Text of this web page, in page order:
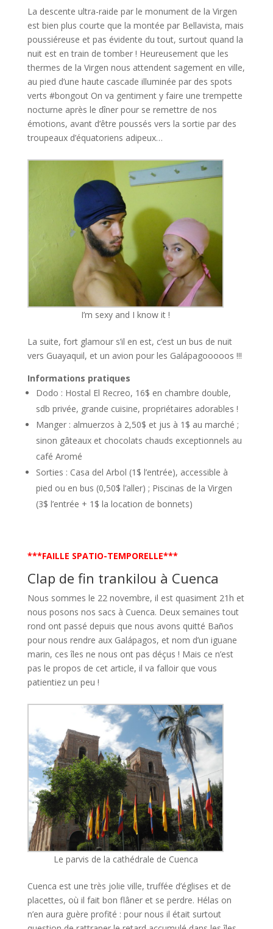
La descente ultra-raide par le monument de la Virgen
est bien plus courte que la montée par Bellavista, mais
poussiéreuse et pas évidente du tout, surtout quand la
nuit est en train de tomber ! Heureusement que les
thermes de la Virgen nous attendent sagement en ville,
au pied d’une haute cascade illuminée par des spots
verts #bongout On va gentiment y faire une trempette
nocturne après le dîner pour se remettre de nos
émotions, avant d’être poussés vers la sortie par des
troupeaux d’équatoriens adipeux…
I’m sexy and I know it !
La suite, fort glamour s’il en est, c’est un bus de nuit
vers Guayaquil, et un avion pour les Galápagooooos !!!
Informations pratiques
Dodo : Hostal El Recreo, 16$ en chambre double,
sdb privée, grande cuisine, propriétaires adorables !
Manger : almuerzos à 2,50$ et jus à 1$ au marché ;
sinon gâteaux et chocolats chauds exceptionnels au
café Aromé
Sorties : Casa del Arbol (1$ l’entrée), accessible à
pied ou en bus (0,50$ l’aller) ; Piscinas de la Virgen
(3$ l’entrée + 1$ la location de bonnets)
***FAILLE SPATIO-TEMPORELLE***
Clap de fin trankilou à Cuenca
Nous sommes le 22 novembre, il est quasiment 21h et
nous posons nos sacs à Cuenca. Deux semaines tout
rond ont passé depuis que nous avons quitté Baños
pour nous rendre aux Galápagos, et nom d’un iguane
marin, ces îles ne nous ont pas déçus ! Mais ce n’est
pas le propos de cet article, il va falloir que vous
patientiez un peu !
Le parvis de la cathédrale de Cuenca
Cuenca est une très jolie ville, truffée d’églises et de
placettes, où il fait bon flâner et se perdre. Hélas on
n’en aura guère profité : pour nous il était surtout